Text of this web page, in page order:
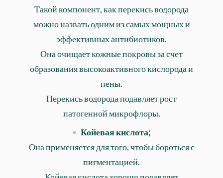
Такой компонент, как перекись водорода
можно назвать одним из самых мощных и
эффективных антибиотиков.
Она очищает кожные покровы за счет
образования высокоактивного кислорода и
пены.
Перекись водорода подавляет рост
патогенной микрофлоры.
Койевая кислота;
Она применяется для того, чтобы бороться с
пигментацией.